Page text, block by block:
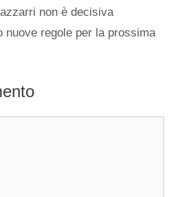
non è decisiva
nuove regole per la prossima